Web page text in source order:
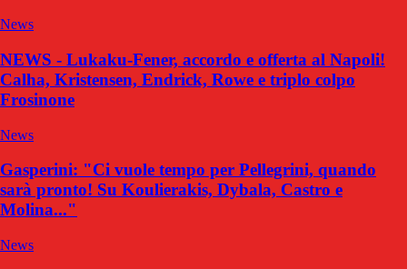
News
NEWS - Lukaku-Fener, accordo e offerta al Napoli!
Calha, Kristensen, Endrick, Rowe e triplo colpo
Frosinone
News
Gasperini: "Ci vuole tempo per Pellegrini, quando
sarà pronto! Su Koulierakis, Dybala, Castro e
Molina..."
News